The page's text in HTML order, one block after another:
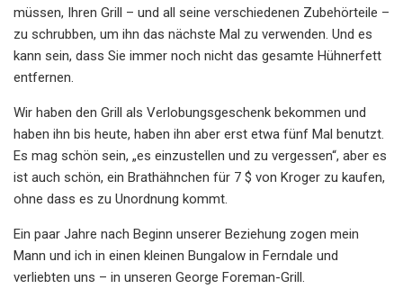
müssen, Ihren Grill – und all seine verschiedenen Zubehörteile –
zu schrubben, um ihn das nächste Mal zu verwenden. Und es
kann sein, dass Sie immer noch nicht das gesamte Hühnerfett
entfernen.
Wir haben den Grill als Verlobungsgeschenk bekommen und
haben ihn bis heute, haben ihn aber erst etwa fünf Mal benutzt.
Es mag schön sein, „es einzustellen und zu vergessen“, aber es
ist auch schön, ein Brathähnchen für 7 $ von Kroger zu kaufen,
ohne dass es zu Unordnung kommt.
Ein paar Jahre nach Beginn unserer Beziehung zogen mein
Mann und ich in einen kleinen Bungalow in Ferndale und
verliebten uns – in unseren George Foreman-Grill.